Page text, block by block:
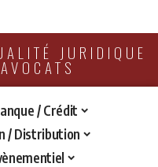
JURIDIQUE
/ Crédit
/ Distribution